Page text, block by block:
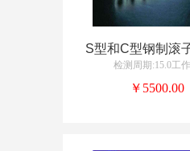
检测周期:15.0工
￥5500.00